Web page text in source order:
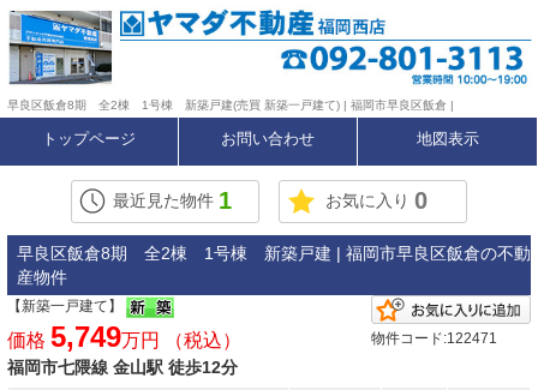
早良区飯倉8期 全2棟 1号棟 新築戸建(売買 新築一戸建て) | 福岡市早良区飯倉 |
トップページ お問い合わせ 地図表示
最近見た物件 1 お気に入り 0
早良区飯倉8期 全2棟 1号棟 新築戸建 | 福岡市早良区飯倉の不動
産物件
【新築一戸建て】
価格 5,749万円 （税込）
福岡市七隈線 金山駅 徒歩12分
物件コード:122471